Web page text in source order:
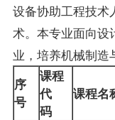
设备协助工程技术
术。本专业面向设
业，培养机械制造
序
号
课程
代
码
课程名